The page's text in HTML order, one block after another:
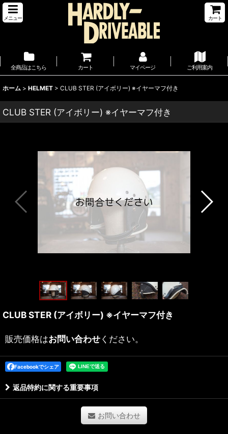
メニュー カート
全商品はこちら カート マイページ ご利用案内
ホーム > HELMET > CLUB STER (アイボリー) ※イヤーマフ付き
CLUB STER (アイボリー) ※イヤーマフ付き
CLUB STER (アイボリー) ※イヤーマフ付き
販売価格はお問い合わせください。
Facebookでシェア
返品特約に関する重要事項
お問い合わせ